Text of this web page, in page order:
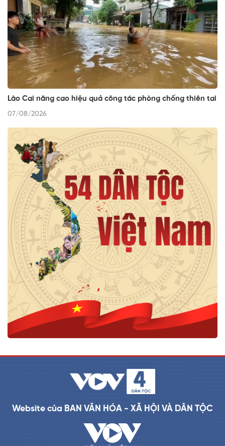
Lào Cai nâng cao hiệu quả công tác phòng chống thiên tai
07/08/2026
Website của BAN VĂN HÓA - XÃ HỘI VÀ DÂN TỘC